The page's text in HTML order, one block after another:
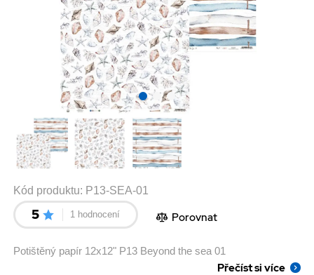
Kód produktu: P13-SEA-01
5 1 hodnocení Porovnat
Potištěný papír 12x12" P13 Beyond the sea 01
Přečíst si více